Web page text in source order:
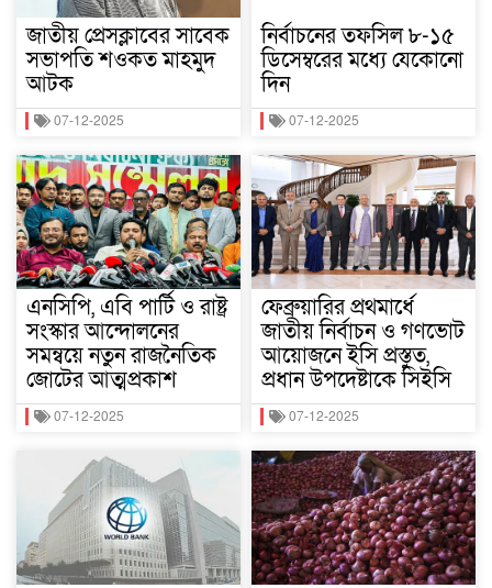
জাতীয় প্রেসক্লাবের সাবেক
সভাপতি শওকত মাহমুদ
আটক
07-12-2025
এনসিপি, এবি পার্টি ও রাষ্ট্র
সংস্কার আন্দোলনের
সমন্বয়ে নতুন রাজনৈতিক
জোটের আত্মপ্রকাশ
07-12-2025
নির্বাচনের তফসিল ৮-১৫
ডিসেম্বরের মধ্যে যেকোনো
দিন
07-12-2025
ফেব্রুয়ারির প্রথমার্ধে
জাতীয় নির্বাচন ও গণভোট
আয়োজনে ইসি প্রস্তুত,
প্রধান উপদেষ্টাকে সিইসি
07-12-2025